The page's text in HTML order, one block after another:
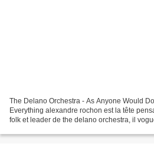
The Delano Orchestra - As Anyone Would
Everything alexandre rochon est la tête
folk et leader de the delano orchestra, il